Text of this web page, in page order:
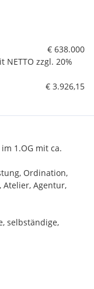
€ 638.000
zzgl. 20%
€ 3.926,15
1.OG mit ca.
Ordination,
Atelier, Agentur,
selbständige,